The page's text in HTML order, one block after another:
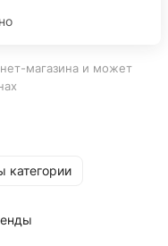
магазина и может
категории